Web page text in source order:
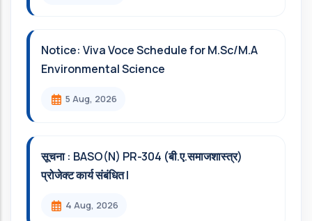
Notice: Viva Voce Schedule for M.Sc/M.A
Environmental Science
5 Aug, 2026
सूचना : BASO(N) PR-304 (बी.ए.समाजशास्त्र)
प्रोजेक्ट कार्य संबंधित l
4 Aug, 2026